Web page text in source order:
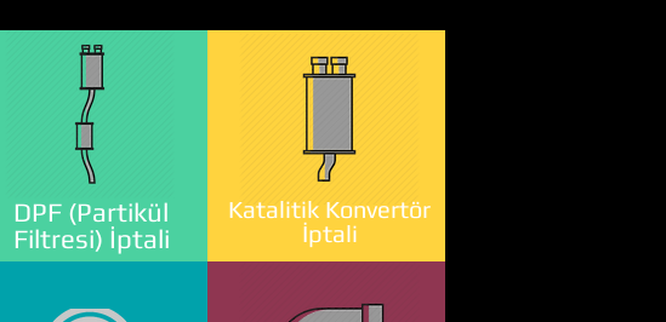
DPF (Partikül
Filtresi) İptali
Katalitik Konvertör
İptali